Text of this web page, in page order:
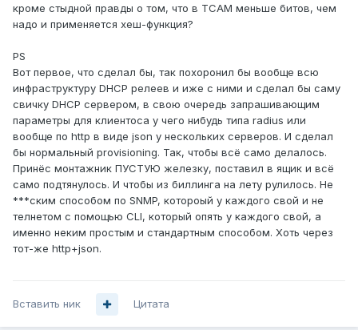
кроме стыдной правды о том, что в TCAM меньше битов, чем
надо и применяется хеш-функция?
PS
Вот первое, что сделал бы, так похоронил бы вообще всю
инфраструктуру DHCP релеев и иже с ними и сделал бы саму
свичку DHCP сервером, в свою очередь запрашивающим
параметры для клиентоса у чего нибудь типа radius или
вообще по http в виде json у нескольких серверов. И сделал
бы нормальный provisioning. Так, чтобы всё само делалось.
Принёс монтажник ПУСТУЮ железку, поставил в ящик и всё
само подтянулось. И чтобы из биллинга на лету рулилось. Не
***ским способом по SNMP, котороый у каждого свой и не
телнетом с помощью CLI, который опять у каждого свой, а
именно неким простым и стандартным способом. Хоть через
тот-же http+json.
Вставить ник Цитата